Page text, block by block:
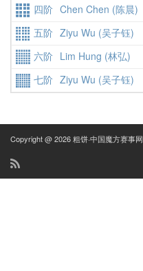
四阶 Chen Chen (陈晨)
五阶 Ziyu Wu (吴子钰)
六阶 Lim Hung (林弘)
七阶 Ziyu Wu (吴子钰)
Copyright @ 2026 粗饼·中国魔方赛事网